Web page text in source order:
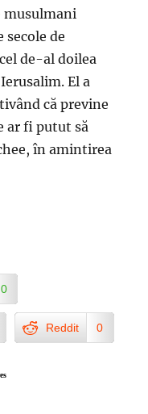
musulmani
secole de
de-al doilea
El a
că previne
ar fi putut să
în amintirea
0
Reddit 0